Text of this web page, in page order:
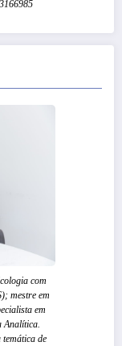
com
mestre em
em
Analítica.
de